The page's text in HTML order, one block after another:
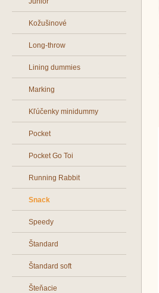
Kožušinové
Long-throw
Lining dummies
Marking
Kľúčenky minidummy
Pocket
Pocket Go Toi
Running Rabbit
Snack
Speedy
Štandard
Štandard soft
Šteňacie